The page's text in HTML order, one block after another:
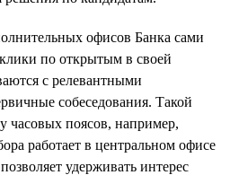
офисов Банка сами
по открытым в своей
с релевантными
собеседования. Такой
часовых поясов, например,
работает в центральном офисе
удерживать интерес